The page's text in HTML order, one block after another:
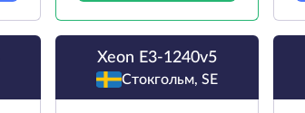
Xeon E3-1240v5
Стокгольм, SE